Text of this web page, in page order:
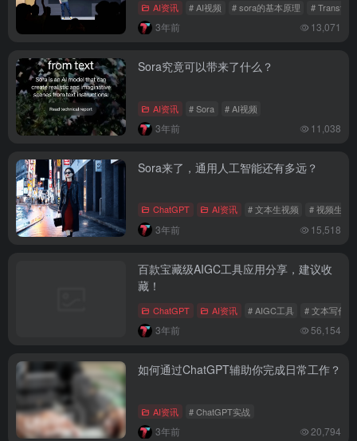
AI资讯 # AI视频 # sora的基本原理 #
3年前 13,071
Sora究竟可以带来了什么？
AI资讯 # Sora # AI视频
3年前 11,038
Sora来了，通用人工智能还有多远？
ChatGPT AI资讯 # 文本生视频 # 视频生成
3年前 15,518
百款宝藏级AIGC工具应用分享，建议收
藏！
ChatGPT AI资讯 # AIGC工具 # 文本写作
3年前 56,154
如何通过ChatGPT辅助你完成日常工作？
AI资讯 # ChatGPT实战
3年前 20,794